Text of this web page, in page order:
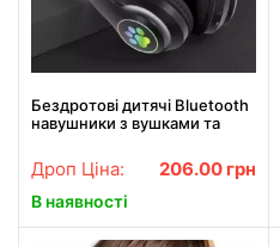
Бездротові дитячі Bluetooth
навушники з вушками та
Дроп Ціна: 206.00 грн
В наявності